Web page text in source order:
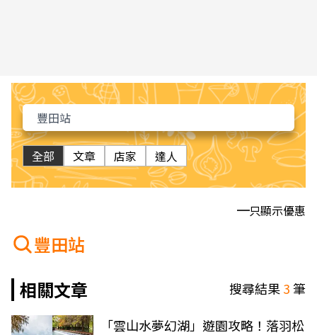
全部 文章 店家 達人
只顯示優惠
豐田站
相關文章
搜尋結果3筆
「雲山水夢幻湖」遊園攻略！落羽松